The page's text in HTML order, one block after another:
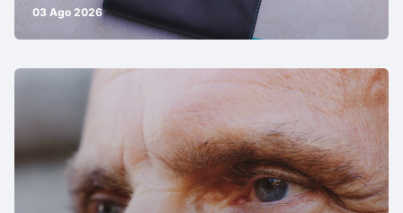
03 Ago 2026